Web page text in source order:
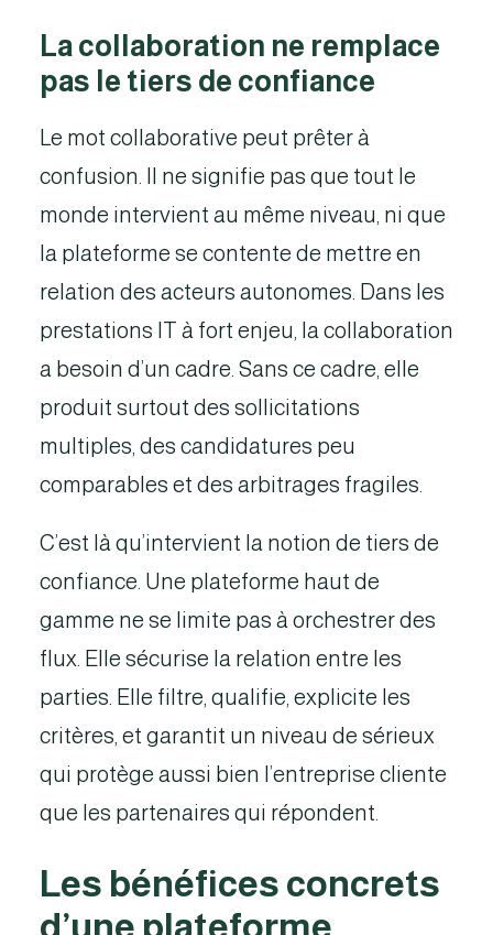
La collaboration ne remplace
pas le tiers de confiance
Le mot collaborative peut prêter à
confusion. Il ne signifie pas que tout le
monde intervient au même niveau, ni que
la plateforme se contente de mettre en
relation des acteurs autonomes. Dans les
prestations IT à fort enjeu, la collaboration
a besoin d’un cadre. Sans ce cadre, elle
produit surtout des sollicitations
multiples, des candidatures peu
comparables et des arbitrages fragiles.
C’est là qu’intervient la notion de tiers de
confiance. Une plateforme haut de
gamme ne se limite pas à orchestrer des
flux. Elle sécurise la relation entre les
parties. Elle filtre, qualifie, explicite les
critères, et garantit un niveau de sérieux
qui protège aussi bien l’entreprise cliente
que les partenaires qui répondent.
Les bénéfices concrets
d’une plateforme